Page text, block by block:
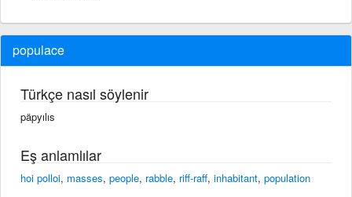
populace
Türkçe nasıl söylenir
päpyılıs
Eş anlamlılar
hoi polloi, masses, people, rabble, riff-raff, inhabitant, population